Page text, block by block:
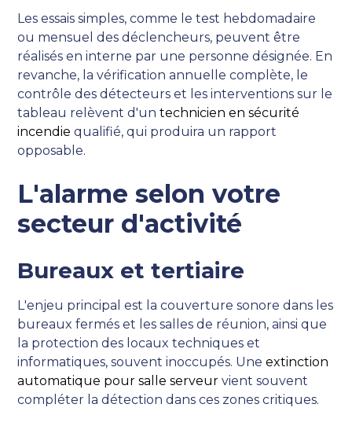
Les essais simples, comme le test hebdomadaire
ou mensuel des déclencheurs, peuvent être
réalisés en interne par une personne désignée. En
revanche, la vérification annuelle complète, le
contrôle des détecteurs et les interventions sur le
tableau relèvent d'untechnicien en sécurité
incendie qualifié, qui produira un rapport
opposable.
L'alarme selon votre
secteur d'activité
Bureaux et tertiaire
L'enjeu principal est la couverture sonore dans les
bureaux fermés et les salles de réunion, ainsi que
la protection des locaux techniques et
informatiques, souvent inoccupés. Uneextinction
automatique pour salle serveur vient souvent
compléter la détection dans ces zones critiques.